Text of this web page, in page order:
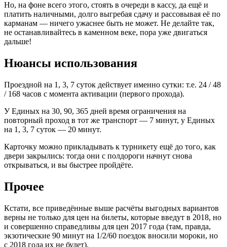
Но, на фоне всего этого, стоять в очереди в кассу, да ещё и
платить наличными, долго выгребая сдачу и рассовывая её по
карманам — ничего ужаснее быть не может. Не делайте так,
не останавливайтесь в каменном веке, пора уже двигаться
дальше!
Нюансы использования
Проездной на 1, 3, 7 суток действует именно сутки: т.е. 24 / 48
/ 168 часов с момента активации (первого прохода).
У Единых на 30, 90, 365 дней время ограничения на
повторный проход в тот же транспорт — 7 минут, у Единых
на 1, 3, 7 суток — 20 минут.
Карточку можно прикладывать к турникету ещё до того, как
двери закрылись: тогда они с полдороги начнут снова
открываться, и вы быстрее пройдёте.
Прочее
Кстати, все приведённые выше расчёты выгодных вариантов
верны не только для цен на билеты, которые введут в 2018, но
и совершенно справедливы для цен 2017 года (там, правда,
экзотические 90 минут на 1/2/60 поездок вносили мороки, но
с 2018 года их не будет).